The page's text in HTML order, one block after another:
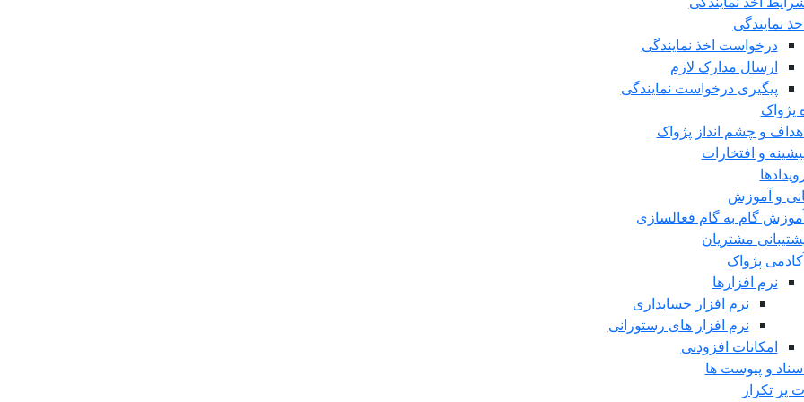
نمایندگی
درخواست اخذ نمایندگی
ارسال مدارک لازم
پیگیری درخواست نمایندگی
پژواک
و چشم انداز پژواک
و افتخارات
و آموزش
گام به گام فعالسازی
مشتریان
پژواک
نرم افزارها
نرم افزار حسابداری
نرم افزار های رستورانی
امکانات افزودنی
و پیوست ها
پر تکرار